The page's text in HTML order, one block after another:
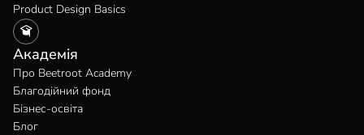
Product Design Basics
Академія
Про Beetroot Academy
Благодійний фонд
Бізнес-освіта
Блог